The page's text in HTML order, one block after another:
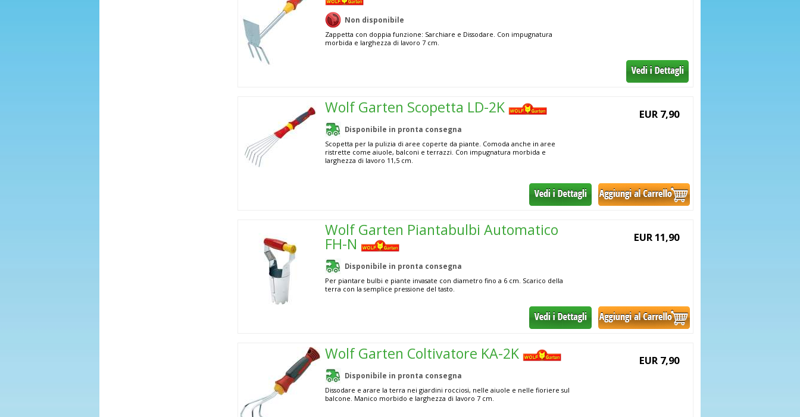
Non disponibile
Zappetta con doppia funzione: Sarchiare e Dissodare. Con impugnatura
morbida e larghezza di lavoro 7 cm.
Wolf Garten Scopetta LD-2K
Disponibile in pronta consegna
Scopetta per la pulizia di aree coperte da piante. Comoda anche in aree
ristrette come aiuole, balconi e terrazzi. Con impugnatura morbida e
larghezza di lavoro 11,5 cm.
EUR 7,90
Wolf Garten Piantabulbi Automatico
FH-N
Disponibile in pronta consegna
Per piantare bulbi e piante invasate con diametro fino a 6 cm. Scarico della
terra con la semplice pressione del tasto.
EUR 11,90
Wolf Garten Coltivatore KA-2K
Disponibile in pronta consegna
Dissodare e arare la terra nei giardini rocciosi, nelle aiuole e nelle fioriere sul
balcone. Manico morbido e larghezza di lavoro 7 cm.
EUR 7,90